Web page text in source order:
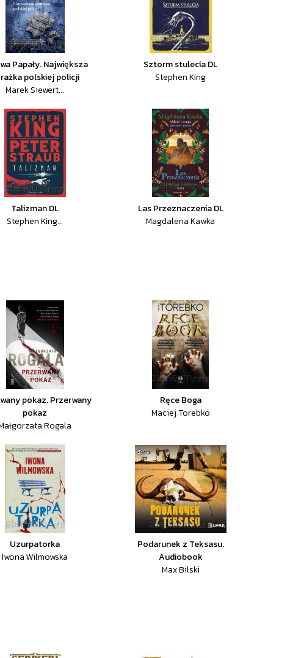
Papały. Największa
polskiej policji
Marek Siewert...
Sztorm stulecia DL
Stephen King
Talizman DL
Stephen King...
Las Przeznaczenia DL
Magdalena Kawka
pokaz. Przerwany
pokaz
Rogala
Ręce Boga
Maciej Torebko
Uzurpatorka
Iwona Wilmowska
Podarunek z Teksasu.
Audiobook
Max Bilski